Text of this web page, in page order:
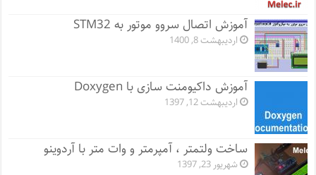
آموزش اتصال سروو موتور به STM32
اردیبهشت 8, 1400
آموزش داکیومنت سازی با Doxygen
اردیبهشت 12, 1397
ساخت ولتمتر ، آمپرمتر و وات متر با آردوینو
شهریور 23, 1397